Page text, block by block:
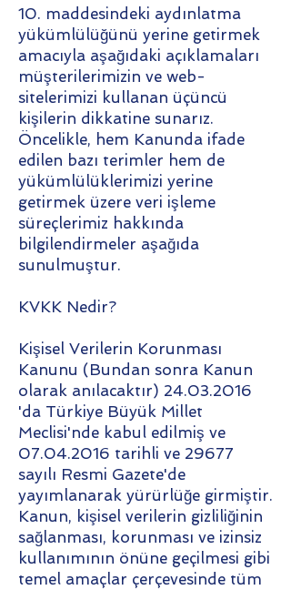
10. maddesindeki aydınlatma
yükümlülüğünü yerine getirmek
amacıyla aşağıdaki açıklamaları
müşterilerimizin ve web-
sitelerimizi kullanan üçüncü
kişilerin dikkatine sunarız.
Öncelikle, hem Kanunda ifade
edilen bazı terimler hem de
yükümlülüklerimizi yerine
getirmek üzere veri işleme
süreçlerimiz hakkında
bilgilendirmeler aşağıda
sunulmuştur.
KVKK Nedir?
Kişisel Verilerin Korunması
Kanunu (Bundan sonra Kanun
olarak anılacaktır) 24.03.2016
'da Türkiye Büyük Millet
Meclisi'nde kabul edilmiş ve
07.04.2016 tarihli ve 29677
sayılı Resmi Gazete'de
yayımlanarak yürürlüğe girmiştir.
Kanun, kişisel verilerin gizliliğinin
sağlanması, korunması ve izinsiz
kullanımının önüne geçilmesi gibi
temel amaçlar çerçevesinde tüm